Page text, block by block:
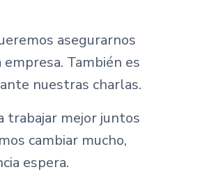
asegurarnos
También es
nuestras charlas.
trabajar mejor juntos
cambiar mucho,
espera.